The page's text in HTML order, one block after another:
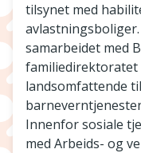
tilsynet med
samarbeidet med
landsomfattende
Innenfor sosiale
med Arbeids- og